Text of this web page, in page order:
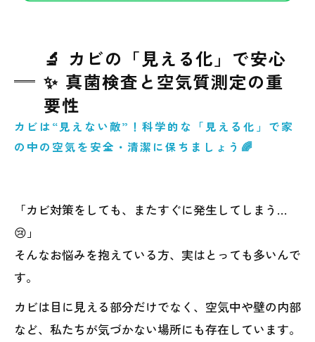
🔬 カビの「見える化」で安心
✨ 真菌検査と空気質測定の重
要性
カビは“見えない敵”！科学的な「見える化」で家
の中の空気を安全・清潔に保ちましょう🌈
「カビ対策をしても、またすぐに発生してしまう…
😢」
そんなお悩みを抱えている方、実はとっても多いんで
す。
カビは目に見える部分だけでなく、空気中や壁の内部
など、私たちが気づかない場所にも存在しています。